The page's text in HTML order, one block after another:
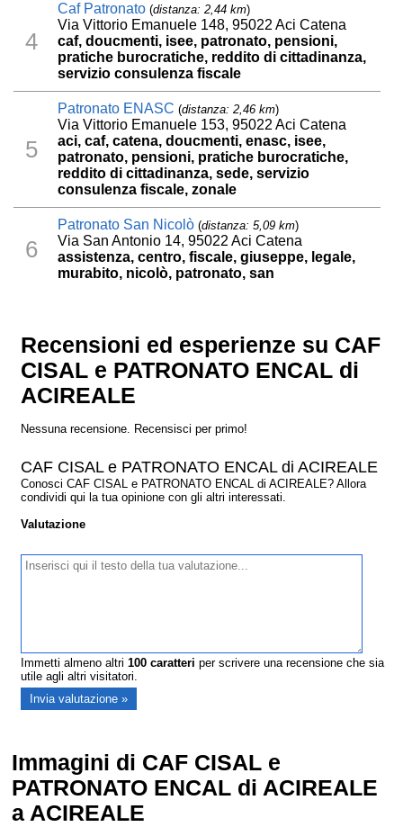
4
Caf Patronato (distanza: 2,44 km)
Via Vittorio Emanuele 148, 95022 Aci Catena
caf, doucmenti, isee, patronato, pensioni,
pratiche burocratiche, reddito di cittadinanza,
servizio consulenza fiscale
5
Patronato ENASC (distanza: 2,46 km)
Via Vittorio Emanuele 153, 95022 Aci Catena
aci, caf, catena, doucmenti, enasc, isee,
patronato, pensioni, pratiche burocratiche,
reddito di cittadinanza, sede, servizio
consulenza fiscale, zonale
6
Patronato San Nicolò (distanza: 5,09 km)
Via San Antonio 14, 95022 Aci Catena
assistenza, centro, fiscale, giuseppe, legale,
murabito, nicolò, patronato, san
Recensioni ed esperienze su CAF
CISAL e PATRONATO ENCAL di
ACIREALE
Nessuna recensione. Recensisci per primo!
CAF CISAL e PATRONATO ENCAL di ACIREALE
Conosci CAF CISAL e PATRONATO ENCAL di ACIREALE? Allora
condividi qui la tua opinione con gli altri interessati.
Valutazione
Immetti almeno altri100 caratteri per scrivere una recensione che sia
utile agli altri visitatori.
Immagini di CAF CISAL e
PATRONATO ENCAL di ACIREALE
a ACIREALE